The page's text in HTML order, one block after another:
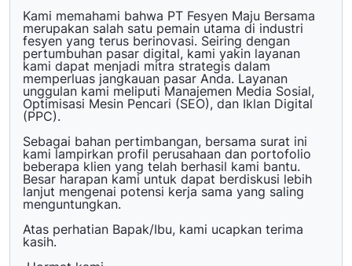
Kami memahami bahwa PT Fesyen Maju Bersama
merupakan salah satu pemain utama di industri
fesyen yang terus berinovasi. Seiring dengan
pertumbuhan pasar digital, kami yakin layanan
kami dapat menjadi mitra strategis dalam
memperluas jangkauan pasar Anda. Layanan
unggulan kami meliputi Manajemen Media Sosial,
Optimisasi Mesin Pencari (SEO), dan Iklan Digital
(PPC).
Sebagai bahan pertimbangan, bersama surat ini
kami lampirkan profil perusahaan dan portofolio
beberapa klien yang telah berhasil kami bantu.
Besar harapan kami untuk dapat berdiskusi lebih
lanjut mengenai potensi kerja sama yang saling
menguntungkan.
Atas perhatian Bapak/Ibu, kami ucapkan terima
kasih.